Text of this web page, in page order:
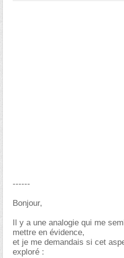
------
Bonjour,
Il y a une analogie qui me
mettre en évidence,
et je me demandais si cet
exploré :